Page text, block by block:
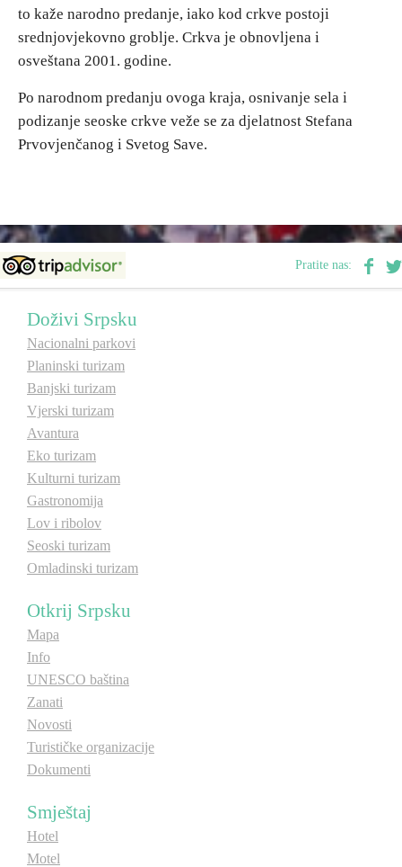
Smještaj
Multimedija
Foto
Video
to kaže narodno predanje, iako kod crkve postoji
srednjovjekovno groblje. Crkva je obnovljena i
osveštana 2001. godine.
Po narodnom predanju ovoga kraja, osnivanje sela i
podizanje seoske crkve veže se za djelatnost Stefana
Prvovjenčanog i Svetog Save.
Pratite nas:
Doživi Srpsku
Nacionalni parkovi
Planinski turizam
Banjski turizam
Vjerski turizam
Avantura
Eko turizam
Kulturni turizam
Gastronomija
Lov i ribolov
Seoski turizam
Omladinski turizam
Otkrij Srpsku
Mapa
Info
UNESCO baština
Zanati
Novosti
Turističke organizacije
Dokumenti
Smještaj
Hotel
Motel